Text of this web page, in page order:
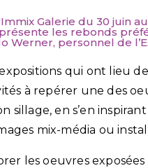
Galerie du 30 juin
les rebonds
Werner, personnel de
expositions qui ont lieu
à repérer une des
sillage, en s’en
mix-média ou
les oeuvres